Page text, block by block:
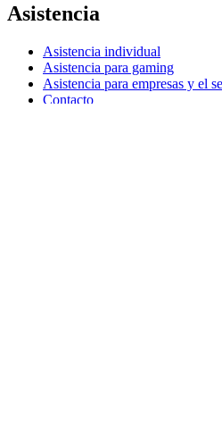
Asistencia
Asistencia individual
Asistencia para gaming
Asistencia para empresas y el
Contacto